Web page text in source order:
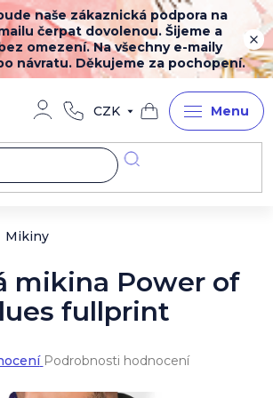
naše zákaznická podpora na
čerpat dovolenou. Šijeme a
omezení. Na všechny e-maily
návratu. Děkujeme za pochopení.
CZK
Nákupní
košík
Mikiny
mikina Power of
fullprint
Podrobnosti hodnocení